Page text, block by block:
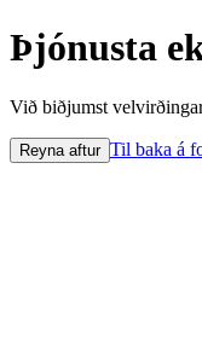
Þjónusta
Við biðjumst
Reyna aftur Til baka á